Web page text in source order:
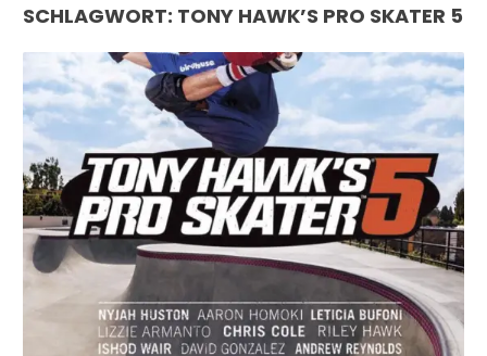
SCHLAGWORT: TONY HAWK’S PRO SKATER 5